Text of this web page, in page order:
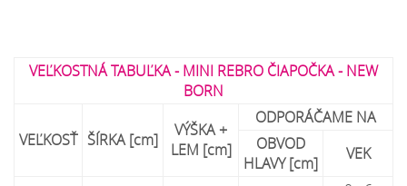
VEĽKOSTNÁ TABUĽKA - MINI REBRO ČIAPOČKA - NEW
BORN
VEĽKOSŤ ŠÍRKA [cm]
VÝŠKA +
LEM [cm]
ODPORÁČAME NA
OBVOD
HLAVY [cm]
VEK